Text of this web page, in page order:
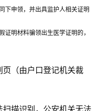
下申领，并出具监护人相关证明
证明材料骗领出生医学证明的，
页 （由户口登记机关裁
描识别，公安机关无法